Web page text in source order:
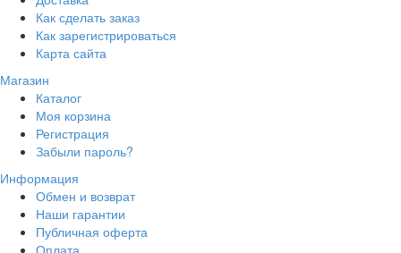
Как сделать заказ
Как зарегистрироваться
Карта сайта
Магазин
Каталог
Моя корзина
Регистрация
Забыли пароль?
Информация
Обмен и возврат
Наши гарантии
Публичная оферта
Оплата